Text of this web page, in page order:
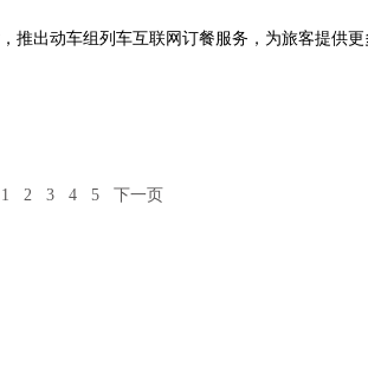
推出动车组列车互联网订餐服务，为旅客提供
1 2 3 4 5 下一页